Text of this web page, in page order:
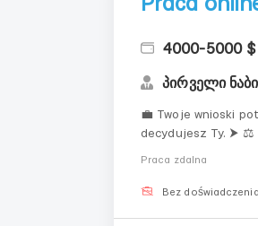
Praca
4000-5000 $
პირველი
💼 Twoje wnioski potrafią zmieniać
decydujesz Ty. ⮞ ⚖️
Praca zdalna
Bez doświadczenia